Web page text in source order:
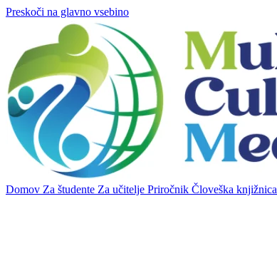
Preskoči na glavno vsebino
Domov Za študente Za učitelje Priročnik Človeška knjižnica